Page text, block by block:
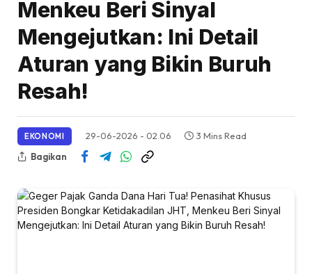
Menkeu Beri Sinyal
Mengejutkan: Ini Detail
Aturan yang Bikin Buruh
Resah!
EKONOMI 29-06-2026 - 02.06
3 Mins Read
Bagikan